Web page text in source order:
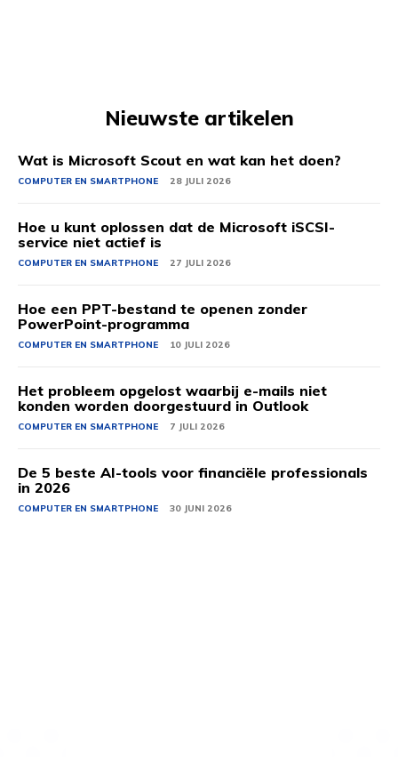
Nieuwste artikelen
Wat is Microsoft Scout en wat kan het doen?
COMPUTER EN SMARTPHONE 28 JULI 2026
Hoe u kunt oplossen dat de Microsoft iSCSI-
service niet actief is
COMPUTER EN SMARTPHONE 27 JULI 2026
Hoe een PPT-bestand te openen zonder
PowerPoint-programma
COMPUTER EN SMARTPHONE 10 JULI 2026
Het probleem opgelost waarbij e-mails niet
konden worden doorgestuurd in Outlook
COMPUTER EN SMARTPHONE 7 JULI 2026
De 5 beste AI-tools voor financiële professionals
in 2026
COMPUTER EN SMARTPHONE 30 JUNI 2026